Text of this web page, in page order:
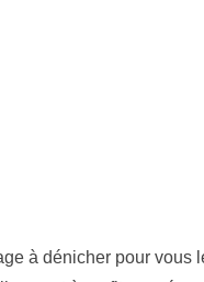
à dénicher pour